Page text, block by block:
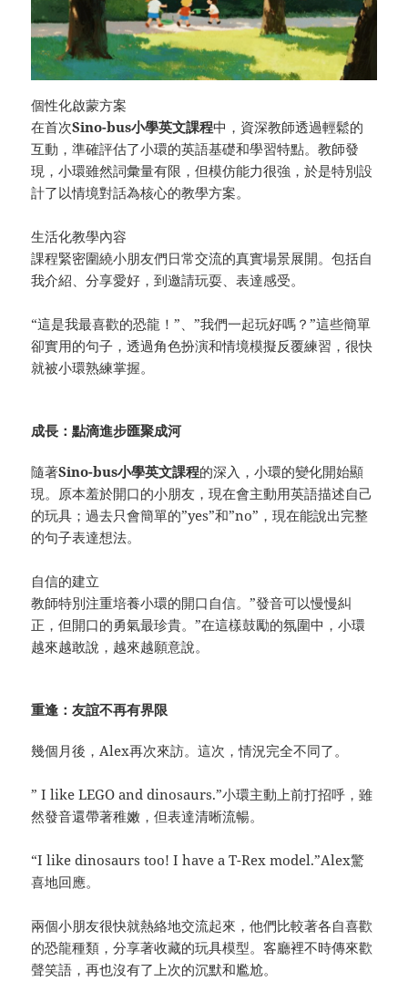
個性化啟蒙方案
在首次Sino-bus小學英文課程中，資深教師透過輕鬆的
互動，準確評估了小環的英語基礎和學習特點。教師發
現，小環雖然詞彙量有限，但模仿能力很強，於是特別設
計了以情境對話為核心的教學方案。
生活化教學內容
課程緊密圍繞小朋友們日常交流的真實場景展開。包括自
我介紹、分享愛好，到邀請玩耍、表達感受。
“這是我最喜歡的恐龍！”、”我們一起玩好嗎？”這些簡單
卻實用的句子，透過角色扮演和情境模擬反覆練習，很快
就被小環熟練掌握。
成長：點滴進步匯聚成河
隨著Sino-bus小學英文課程的深入，小環的變化開始顯
現。原本羞於開口的小朋友，現在會主動用英語描述自己
的玩具；過去只會簡單的”yes”和”no”，現在能說出完整
的句子表達想法。
自信的建立
教師特別注重培養小環的開口自信。”發音可以慢慢糾
正，但開口的勇氣最珍貴。”在這樣鼓勵的氛圍中，小環
越來越敢說，越來越願意說。
重逢：友誼不再有界限
幾個月後，Alex再次來訪。這次，情況完全不同了。
” I like LEGO and dinosaurs.”小環主動上前打招呼，雖
然發音還帶著稚嫩，但表達清晰流暢。
“I like dinosaurs too! I have a T-Rex model.”Alex驚
喜地回應。
兩個小朋友很快就熱絡地交流起來，他們比較著各自喜歡
的恐龍種類，分享著收藏的玩具模型。客廳裡不時傳來歡
聲笑語，再也沒有了上次的沉默和尷尬。